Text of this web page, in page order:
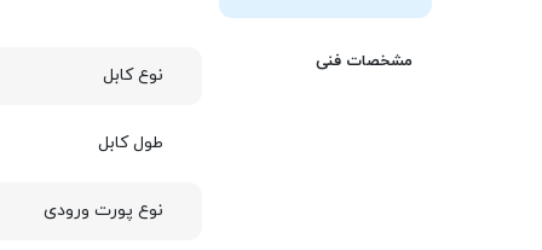
مشخصات فنی
نوع کابل
طول کابل
نوع پورت ورودی